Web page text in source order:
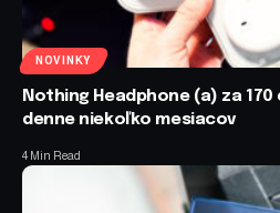
NOVINKY
Nothing Headphone (a) za
denne niekoľko mesiacov
4 Min Read